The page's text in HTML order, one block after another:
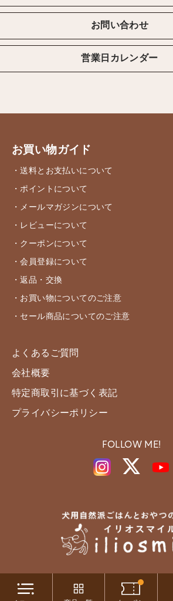
お問い合わせ
営業日カレンダー
お買い物ガイド
・送料とお支払いについて
・ポイントについて
・メールマガジンについて
・レビューについて
・クーポンについて
・会員登録について
・返品・交換
・お買い物についてのご注意
・セール商品についてのご注意
よくあるご質問
会社概要
特定商取引に基づく表記
プライバシーポリシー
FOLLOW ME!